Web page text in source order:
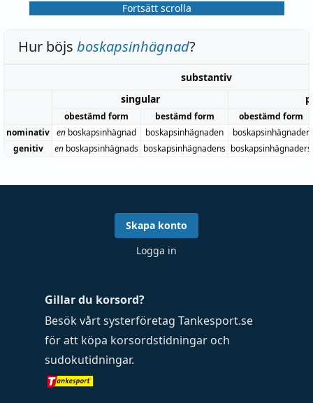
Fortsätt scrolla
Hur böjs boskapsinhägnad?
substantiv
singular
obestämd form bestämd form
obestämd form
nominativ en boskapsinhägnad boskapsinhägnaden
boskapsinhägnader
genitiv
en boskapsinhägnads boskapsinhägnadens boskapsinhägnaders
Gillar du korsord?
Besök vårt systerföretag Tankesport.se
för att köpa korsordstidningar och
sudokutidningar.
Skapa konto
Logga in